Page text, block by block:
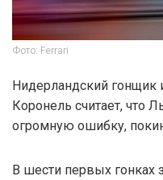
Фото: Ferrari
Нидерландский гонщик
Коронель считает, что
огромную ошибку,
В шести первых гонках